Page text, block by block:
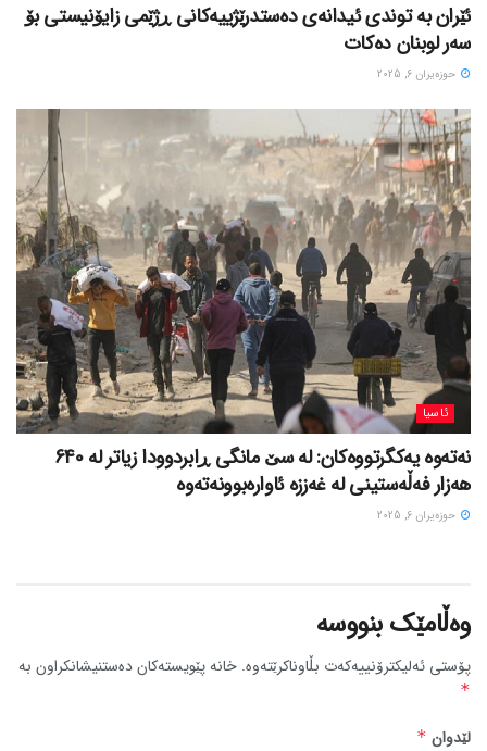
ئێران بە توندی ئیدانەی دەستدرێژییەکانی ڕژێمی زایۆنیستی بۆ
سەر لوبنان دەکات
حوزه‌یران 6, 2025
ئاسیا
نەتەوە یەکگرتووەکان: لە سێ مانگی ڕابردوودا زیاتر لە 640
هەزار فەڵەستینی لە غەززە ئاوارەبوونەتەوە
حوزه‌یران 6, 2025
وەڵامێک بنووسە
پۆستی ئەلیکترۆنییەکەت بڵاوناکرێتەوە. خانە پێویستەکان دەستنیشانکراون بە
*
لێدوان *